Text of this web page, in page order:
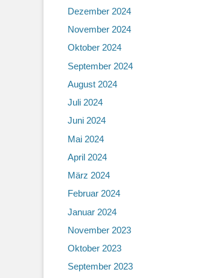
Dezember 2024
November 2024
Oktober 2024
September 2024
August 2024
Juli 2024
Juni 2024
Mai 2024
April 2024
März 2024
Februar 2024
Januar 2024
November 2023
Oktober 2023
September 2023